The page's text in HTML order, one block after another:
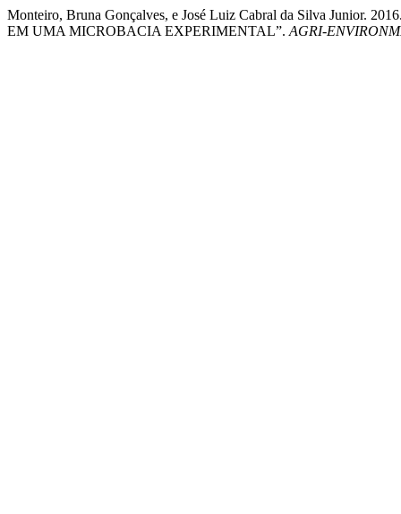
Monteiro, Bruna Gonçalves, e José Luiz Cabral da Silva Junior.
EM UMA MICROBACIA EXPERIMENTAL”. AGRI-